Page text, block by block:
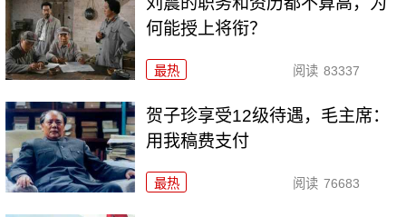
何能授上将衔？
最热 阅读 83337
贺子珍享受12级待遇，毛主席：
用我稿费支付
最热 阅读 76683